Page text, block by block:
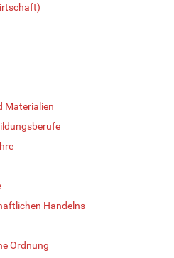
Materialien
Handelns
Ordnung